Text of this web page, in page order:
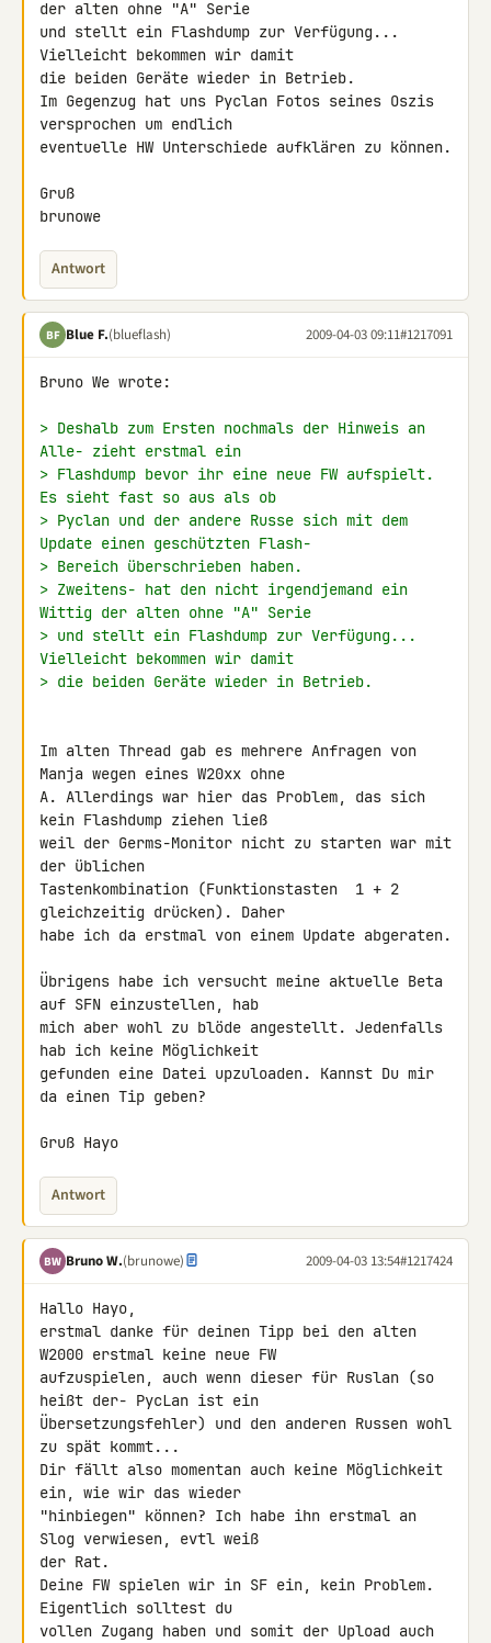
der alten ohne "A" Serie
und stellt ein Flashdump zur Verfügung...
Vielleicht bekommen wir damit
die beiden Geräte wieder in Betrieb.
Im Gegenzug hat uns Pyclan Fotos seines Oszis
versprochen um endlich
eventuelle HW Unterschiede aufklären zu können.
Gruß
brunowe
Antwort
BF Blue F.(blueflash) 2009-04-03 09:11#1217091
Bruno We wrote:
> Deshalb zum Ersten nochmals der Hinweis an
Alle- zieht erstmal ein
> Flashdump bevor ihr eine neue FW aufspielt.
Es sieht fast so aus als ob
> Pyclan und der andere Russe sich mit dem
Update einen geschützten Flash-
> Bereich überschrieben haben.
> Zweitens- hat den nicht irgendjemand ein
Wittig der alten ohne "A" Serie
> und stellt ein Flashdump zur Verfügung...
Vielleicht bekommen wir damit
> die beiden Geräte wieder in Betrieb.
Im alten Thread gab es mehrere Anfragen von
Manja wegen eines W20xx ohne
A. Allerdings war hier das Problem, das sich
kein Flashdump ziehen ließ
weil der Germs-Monitor nicht zu starten war mit
der üblichen
Tastenkombination (Funktionstasten  1 + 2
gleichzeitig drücken). Daher
habe ich da erstmal von einem Update abgeraten.
Übrigens habe ich versucht meine aktuelle Beta
auf SFN einzustellen, hab
mich aber wohl zu blöde angestellt. Jedenfalls
hab ich keine Möglichkeit
gefunden eine Datei upzuloaden. Kannst Du mir
da einen Tip geben?
Gruß Hayo
Antwort
BW Bruno W.(brunowe) 2009-04-03 13:54#1217424
Hallo Hayo,
erstmal danke für deinen Tipp bei den alten
W2000 erstmal keine neue FW
aufzuspielen, auch wenn dieser für Ruslan (so
heißt der- PycLan ist ein
Übersetzungsfehler) und den anderen Russen wohl
zu spät kommt...
Dir fällt also momentan auch keine Möglichkeit
ein, wie wir das wieder
"hinbiegen" können? Ich habe ihn erstmal an
Slog verwiesen, evtl weiß
der Rat.
Deine FW spielen wir in SF ein, kein Problem.
Eigentlich solltest du
vollen Zugang haben und somit der Upload auch